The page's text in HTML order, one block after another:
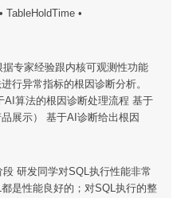
TableHoldTime •
专家经验跟内核可观测性功能
行异常指标的根因诊断分析。
算法的根因诊断处理流程 基于
展示） 基于AI诊断给出根因
研发同学对SQL执行性能非常
是性能良好的；对SQL执行的整